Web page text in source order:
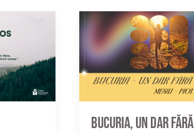
Bucuria, un dar fără